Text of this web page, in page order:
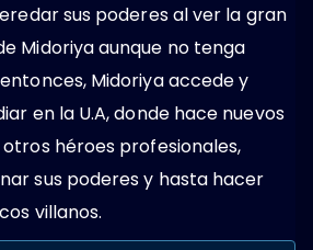
sus poderes al ver la gran
Midoriya aunque no tenga
Midoriya accede y
en la U.A, donde hace nuevos
héroes profesionales,
sus poderes y hasta hacer
villanos.